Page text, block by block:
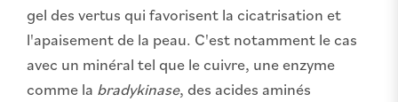
gel des vertus qui favorisent la cicatrisation et
l'apaisement de la peau. C'est notamment le cas
avec un minéral tel que le cuivre, une enzyme
comme la bradykinase, des acides aminés